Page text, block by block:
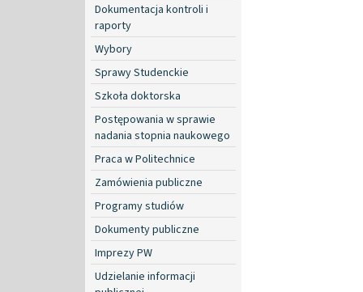
Dokumentacja kontroli i
raporty
Wybory
Sprawy Studenckie
Szkoła doktorska
Postępowania w sprawie
nadania stopnia naukowego
Praca w Politechnice
Zamówienia publiczne
Programy studiów
Dokumenty publiczne
Imprezy PW
Udzielanie informacji